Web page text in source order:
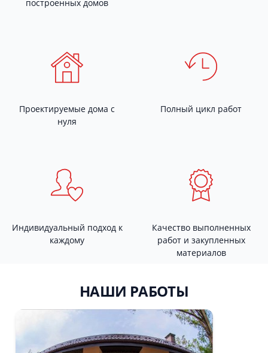
построенных домов
Проектируемые дома с
нуля
Полный цикл работ
Индивидуальный подход к
каждому
Качество выполненных
работ и закупленных
материалов
НАШИ РАБОТЫ